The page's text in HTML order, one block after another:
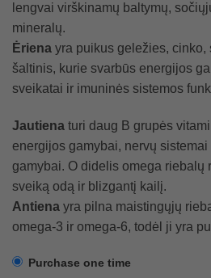
lengvai virškinamų baltymų,
mineralų.
Ėriena yra puikus geležies, cinko,
šaltinis, kurie svarbūs energijos
sveikatai ir imuninės sistemos
Jautiena turi daug B grupės
energijos gamybai, nervų
gamybai. O didelis omega riebalų
sveiką odą ir blizgantį kailį.
Antiena yra pilna maistingųjų
omega-3 ir omega-6, todėl ji yra
Purchase one time